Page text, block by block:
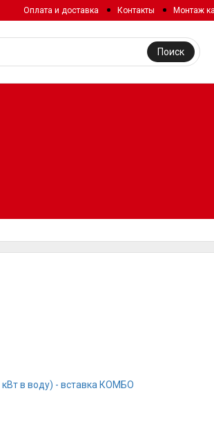
Оплата и доставка Контакты Монтаж
Поиск